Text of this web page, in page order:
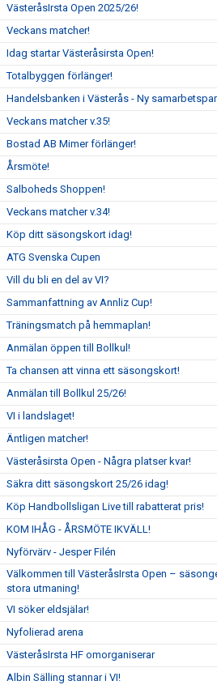
VästeråsIrsta Open 2025/26!
Veckans matcher!
Idag startar Västeråsirsta Open!
Totalbyggen förlänger!
Handelsbanken i Västerås - Ny
Veckans matcher v.35!
Bostad AB Mimer förlänger!
Årsmöte!
Salboheds Shoppen!
Veckans matcher v.34!
Köp ditt säsongskort idag!
ATG Svenska Cupen
Vill du bli en del av VI?
Sammanfattning av Annliz Cup!
Träningsmatch på hemmaplan!
Anmälan öppen till Bollkul!
Ta chansen att vinna ett säsongskort!
Anmälan till Bollkul 25/26!
VI i landslaget!
Äntligen matcher!
Västeråsirsta Open - Några platser kvar!
Säkra ditt säsongskort 25/26 idag!
Köp Handbollsligan Live till rabatterat pris!
KOM IHÅG - ÅRSMÖTE IKVÄLL!
Nyförvärv - Jesper Filén
Välkommen till VästeråsIrsta Open –
stora utmaning!
VI söker eldsjälar!
Nyfolierad arena
VästeråsIrsta HF omorganiserar
Albin Sälling stannar i VI!